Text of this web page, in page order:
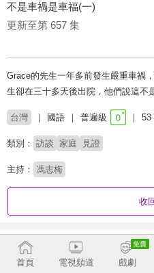
不是車禍是車福(一)
更新至第 657 集
Grace的先生一年多前發生嚴重車禍
生卻在三十多天後出院，他們說這不
台灣 國語 普遍級 53
類別： 訪談 家庭 見證
主持： 馮志梅
收
劇集列表
632 - 657 587 - 631
首頁 電視頻道 戲劇